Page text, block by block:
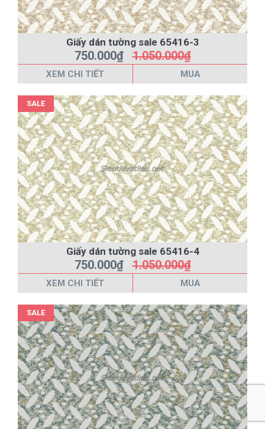
Giấy dán tường sale 65416-3
750.000₫1.050.000₫
XEM CHI TIẾT MUA
SALE
Giấy dán tường sale 65416-4
750.000₫1.050.000₫
XEM CHI TIẾT MUA
SALE